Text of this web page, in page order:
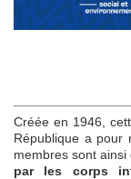
Créée en 1946,
République a pour
membres sont
par les corps